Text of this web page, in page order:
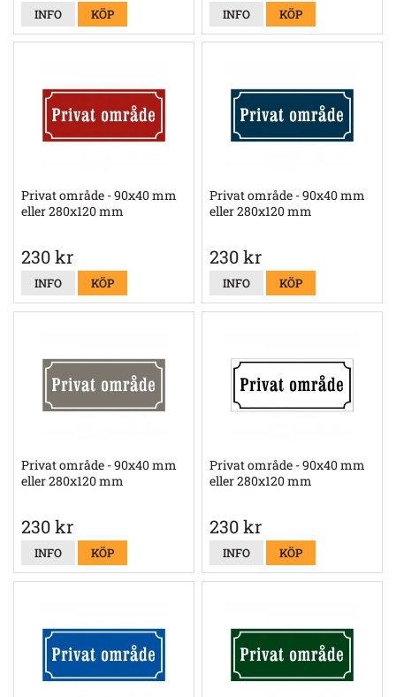
INFO KÖP INFO KÖP
Privat område - 90x40 mm
eller 280x120 mm
230 kr
INFO KÖP
Privat område - 90x40 mm
eller 280x120 mm
230 kr
INFO KÖP
Privat område - 90x40 mm
eller 280x120 mm
230 kr
INFO KÖP
Privat område - 90x40 mm
eller 280x120 mm
230 kr
INFO KÖP